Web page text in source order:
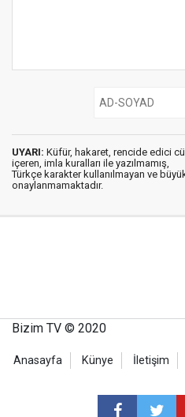
UYARI: Küfür, hakaret, rencide edici
içeren, imla kuralları ile yazılmamış,
Türkçe karakter kullanılmayan ve
onaylanmamaktadır.
Bizim TV © 2020
Anasayfa Künye İletişim